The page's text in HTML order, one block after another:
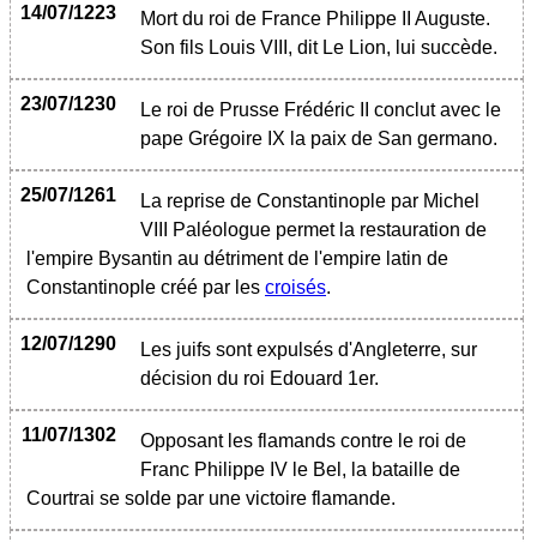
14/07/1223
Mort du roi de France Philippe II Auguste.
Son fils Louis VIII, dit Le Lion, lui succède.
23/07/1230
Le roi de Prusse Frédéric II conclut avec le
pape Grégoire IX la paix de San germano.
25/07/1261
La reprise de Constantinople par Michel
VIII Paléologue permet la restauration de
l'empire Bysantin au détriment de l'empire latin de
Constantinople créé par les croisés.
12/07/1290
Les juifs sont expulsés d'Angleterre, sur
décision du roi Edouard 1er.
11/07/1302
Opposant les flamands contre le roi de
Franc Philippe IV le Bel, la bataille de
Courtrai se solde par une victoire flamande.